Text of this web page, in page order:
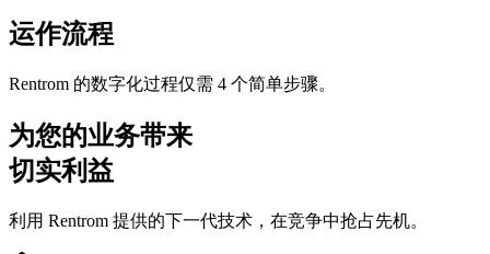
运作流程
Rentrom 的数字化过程仅需 4 个简单步骤。
为您的业务带来
切实利益
利用 Rentrom 提供的下一代技术，在竞争中抢占先机。